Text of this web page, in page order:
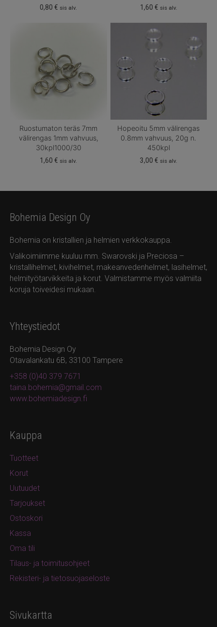
0,80€ sis alv. 1,60 € sis alv.
Ruostumaton teräs 7mm
välirengas 1mm vahvuus,
30kpl1000/30
1,60€ sis alv.
Hopeoitu 5mm välirengas
0.8mm vahvuus, 20g n.
450kpl
3,00 € sis alv.
Bohemia Design Oy
Bohemia on kristallien ja helmien verkkokauppa.
Valikoimiimme kuuluu mm. Swarovski ja Preciosa –
kristallihelmet, kivihelmet, makeanvedenhelmet, lasihelmet,
helmityötarvikkeita ja korut. Valmistamme myös valmiita
koruja toiveidesi mukaan.
Yhteystiedot
Bohemia Design Oy
Otavalankatu 6B, 33100 Tampere
+358 (0)40 379 7671
taina.bohemia@gmail.com
www.bohemiadesign.fi
Kauppa
Tuotteet
Korut
Uutuudet
Tarjoukset
Ostoskori
Kassa
Oma tili
Tilaus- ja toimitusohjeet
Rekisteri- ja tietosuojaseloste
Sivukartta